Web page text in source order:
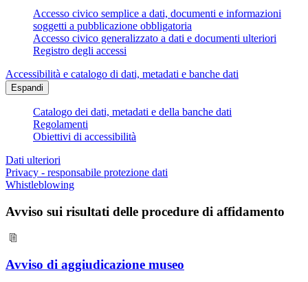
Accesso civico semplice a dati, documenti e informazioni
soggetti a pubblicazione obbligatoria
Accesso civico generalizzato a dati e documenti ulteriori
Registro degli accessi
Accessibilità e catalogo di dati, metadati e banche dati
Espandi
Catalogo dei dati, metadati e della banche dati
Regolamenti
Obiettivi di accessibilità
Dati ulteriori
Privacy - responsabile protezione dati
Whistleblowing
Avviso sui risultati delle procedure di affidamento
Avviso di aggiudicazione museo